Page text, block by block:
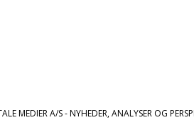
MEDIER A/S - NYHEDER, ANALYSER OG